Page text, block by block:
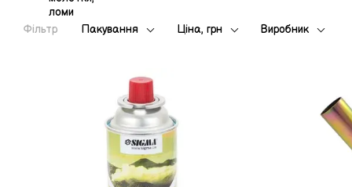
Фільтр Пакування Ціна, грн Виробник